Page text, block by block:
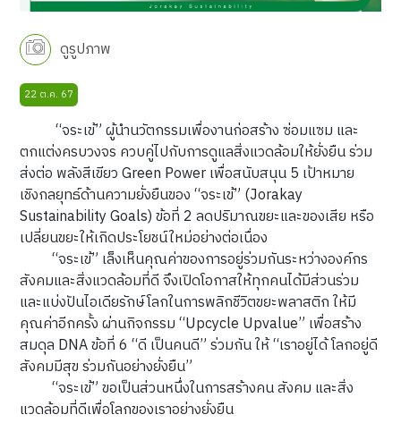
ดูรูปภาพ
22 ต.ค. 67
“จระเข้” ผู้นำนวัตกรรมเพื่องานก่อสร้าง ซ่อมแซม และ
ตกแต่งครบวงจร ควบคู่ไปกับการดูแลสิ่งแวดล้อมให้ยั่งยืน ร่วม
ส่งต่อ พลังสีเขียว Green Power เพื่อสนับสนุน 5 เป้าหมาย
เชิงกลยุทธ์ด้านความยั่งยืนของ “จระเข้” (Jorakay
Sustainability Goals) ข้อที่ 2 ลดปริมาณขยะและของเสีย หรือ
เปลี่ยนขยะให้เกิดประโยชน์ใหม่อย่างต่อเนื่อง
“จระเข้” เล็งเห็นคุณค่าของการอยู่ร่วมกันระหว่างองค์กร
สังคมและสิ่งแวดล้อมที่ดี จึงเปิดโอกาสให้ทุกคนได้มีส่วนร่วม
และแบ่งปันไอเดียรักษ์โลกในการพลิกชีวิตขยะพลาสติก ให้มี
คุณค่าอีกครั้ง ผ่านกิจกรรม “Upcycle Upvalue” เพื่อสร้าง
สมดุล DNA ข้อที่ 6 “ดี เป็นคนดี” ร่วมกัน ให้ “เราอยู่ได้ โลกอยู่ดี
สังคมมีสุข ร่วมกันอย่างยั่งยืน”
“จระเข้” ขอเป็นส่วนหนึ่งในการสร้างคน สังคม และสิ่ง
แวดล้อมที่ดีเพื่อโลกของเราอย่างยั่งยืน